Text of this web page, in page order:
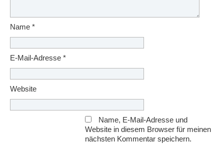
Name *
E-Mail-Adresse *
Website
Name, E-Mail-Adresse und
Website in diesem Browser für meinen
nächsten Kommentar speichern.